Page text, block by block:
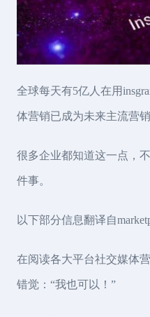
全球每天有5亿人在用
体营销已成为未来主流营销
很多企业都知道这一点，
件事。
以下部分信息翻译自
在阅读各大平台社交媒体
错觉：“我也可以！”